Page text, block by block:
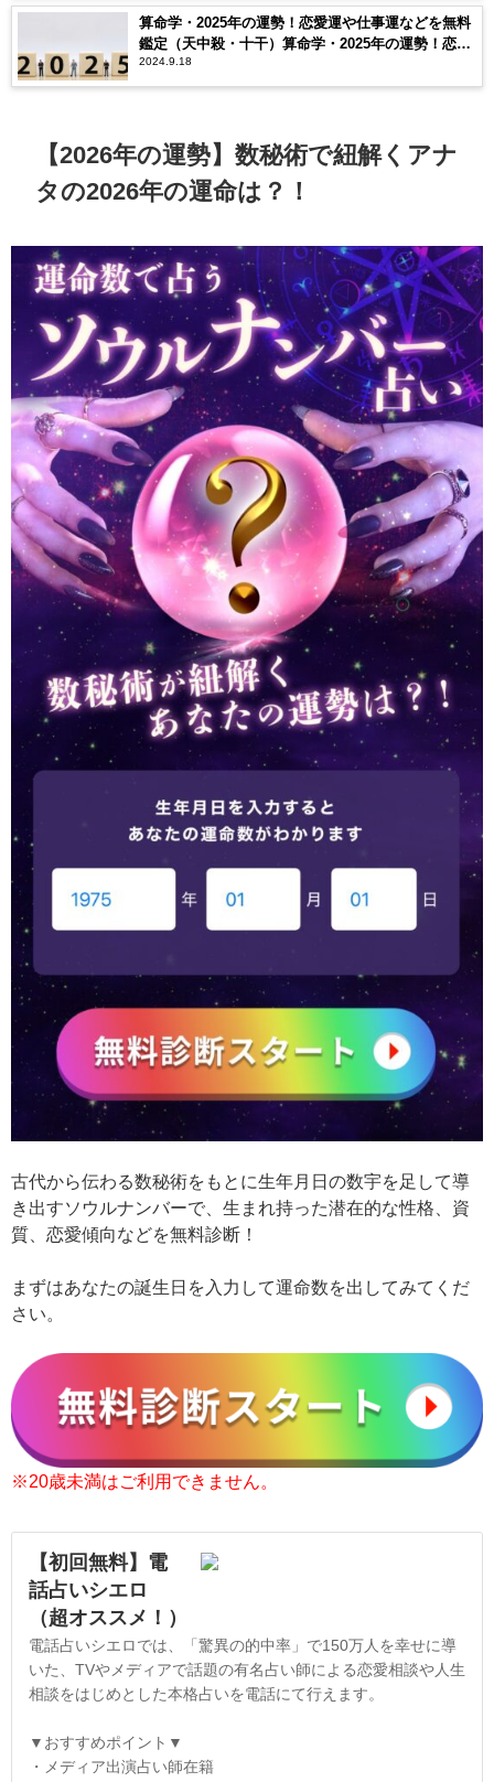
算命学・2025年の運勢！恋愛運や仕事運などを無料
鑑定（天中殺・十干）算命学・2025年の運勢！恋愛
運や仕事運などを無料鑑定（天中殺・十干）
2024.9.18
【2026年の運勢】数秘術で紐解くアナ
タの2026年の運命は？！
古代から伝わる数秘術をもとに生年月日の数宇を足して導
き出すソウルナンバーで、生まれ持った潜在的な性格、資
質、恋愛傾向などを無料診断！
まずはあなたの誕生日を入力して運命数を出してみてくだ
さい。
※20歳未満はご利用できません。
【初回無料】電
話占いシエロ
（超オススメ！）
電話占いシエロでは、「驚異の的中率」で150万人を幸せに導
いた、TVやメディアで話題の有名占い師による恋愛相談や人生
相談をはじめとした本格占いを電話にて行えます。
▼おすすめポイント▼
・メディア出演占い師在籍